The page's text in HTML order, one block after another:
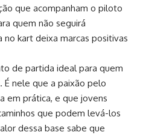
que acompanham o piloto
quem não seguirá
kart deixa marcas positivas
de partida ideal para quem
É nele que a paixão pelo
em prática, e que jovens
que podem levá-los
dessa base sabe que